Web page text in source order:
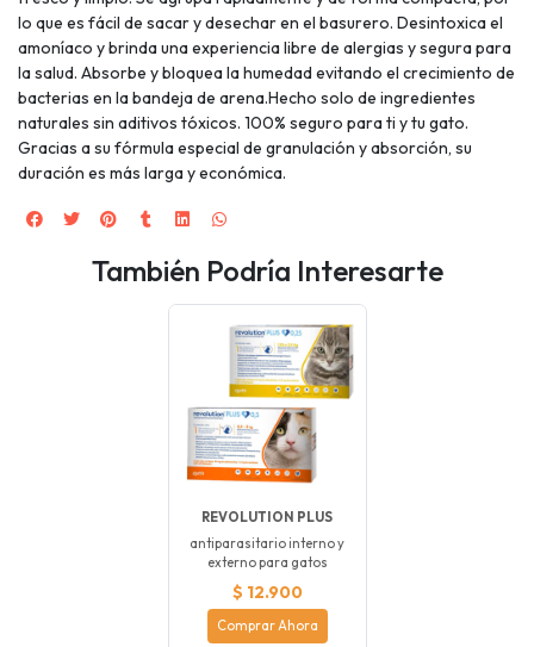
lo que es fácil de sacar y desechar en el basurero. Desintoxica el
amoníaco y brinda una experiencia libre de alergias y segura para
la salud. Absorbe y bloquea la humedad evitando el crecimiento de
bacterias en la bandeja de arena.Hecho solo de ingredientes
naturales sin aditivos tóxicos. 100% seguro para ti y tu gato.
Gracias a su fórmula especial de granulación y absorción, su
duración es más larga y económica.
También Podría Interesarte
REVOLUTION PLUS
antiparasitario interno y
externo para gatos
$ 12.900
Comprar Ahora